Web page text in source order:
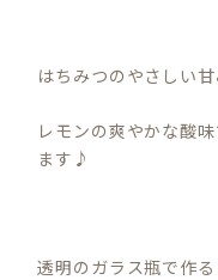
はちみつのやさしい甘
レモンの爽やかな酸
ます♪
透明のガラス瓶で作る